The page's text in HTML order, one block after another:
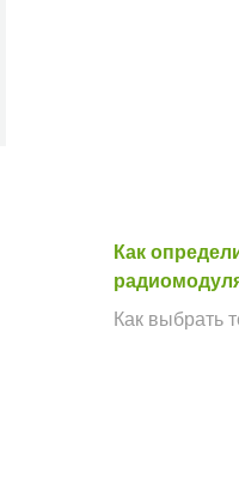
Как
Как выбрать